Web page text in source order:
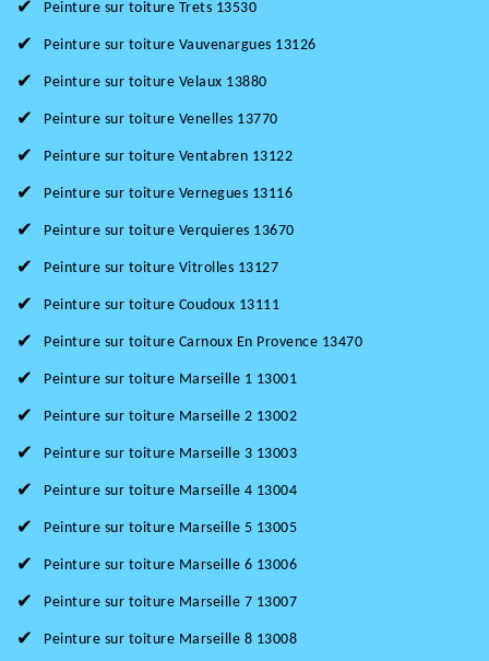
Peinture sur toiture Trets 13530
Peinture sur toiture Vauvenargues 13126
Peinture sur toiture Velaux 13880
Peinture sur toiture Venelles 13770
Peinture sur toiture Ventabren 13122
Peinture sur toiture Vernegues 13116
Peinture sur toiture Verquieres 13670
Peinture sur toiture Vitrolles 13127
Peinture sur toiture Coudoux 13111
Peinture sur toiture Carnoux En Provence 13470
Peinture sur toiture Marseille 1 13001
Peinture sur toiture Marseille 2 13002
Peinture sur toiture Marseille 3 13003
Peinture sur toiture Marseille 4 13004
Peinture sur toiture Marseille 5 13005
Peinture sur toiture Marseille 6 13006
Peinture sur toiture Marseille 7 13007
Peinture sur toiture Marseille 8 13008